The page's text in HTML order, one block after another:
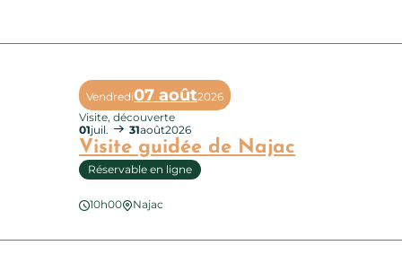
Visite guidée de Najac
Réservable en ligne
10h00 Najac
Vendredi07 août2026
Visite, découverte
01juil. 31août2026
guidée de Najac